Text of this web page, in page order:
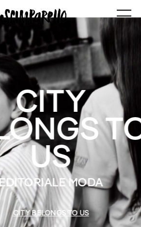
MODA
Collezioni
Editoriali
Styling Tips
Video
SHOP
TO
US
MODA
BELONGS TO US